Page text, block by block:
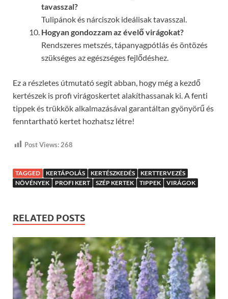
tavasszal?
Tulipánok és nárciszok ideálisak tavasszal.
Hogyan gondozzam az évelő virágokat?
Rendszeres metszés, tápanyagpótlás és öntözés
szükséges az egészséges fejlődéshez.
Ez a részletes útmutató segít abban, hogy még a kezdő
kertészek is profi virágoskertet alakíthassanak ki. A fenti
tippek és trükkök alkalmazásával garantáltan gyönyörű és
fenntartható kertet hozhatsz létre!
Post Views: 268
TAGGED KERTÁPOLÁS KERTÉSZKEDÉS
KERTTERVEZÉS
NÖVÉNYEK
PROFI KERT SZÉP KERTEK TIPPEK VIRÁGOK
RELATED POSTS